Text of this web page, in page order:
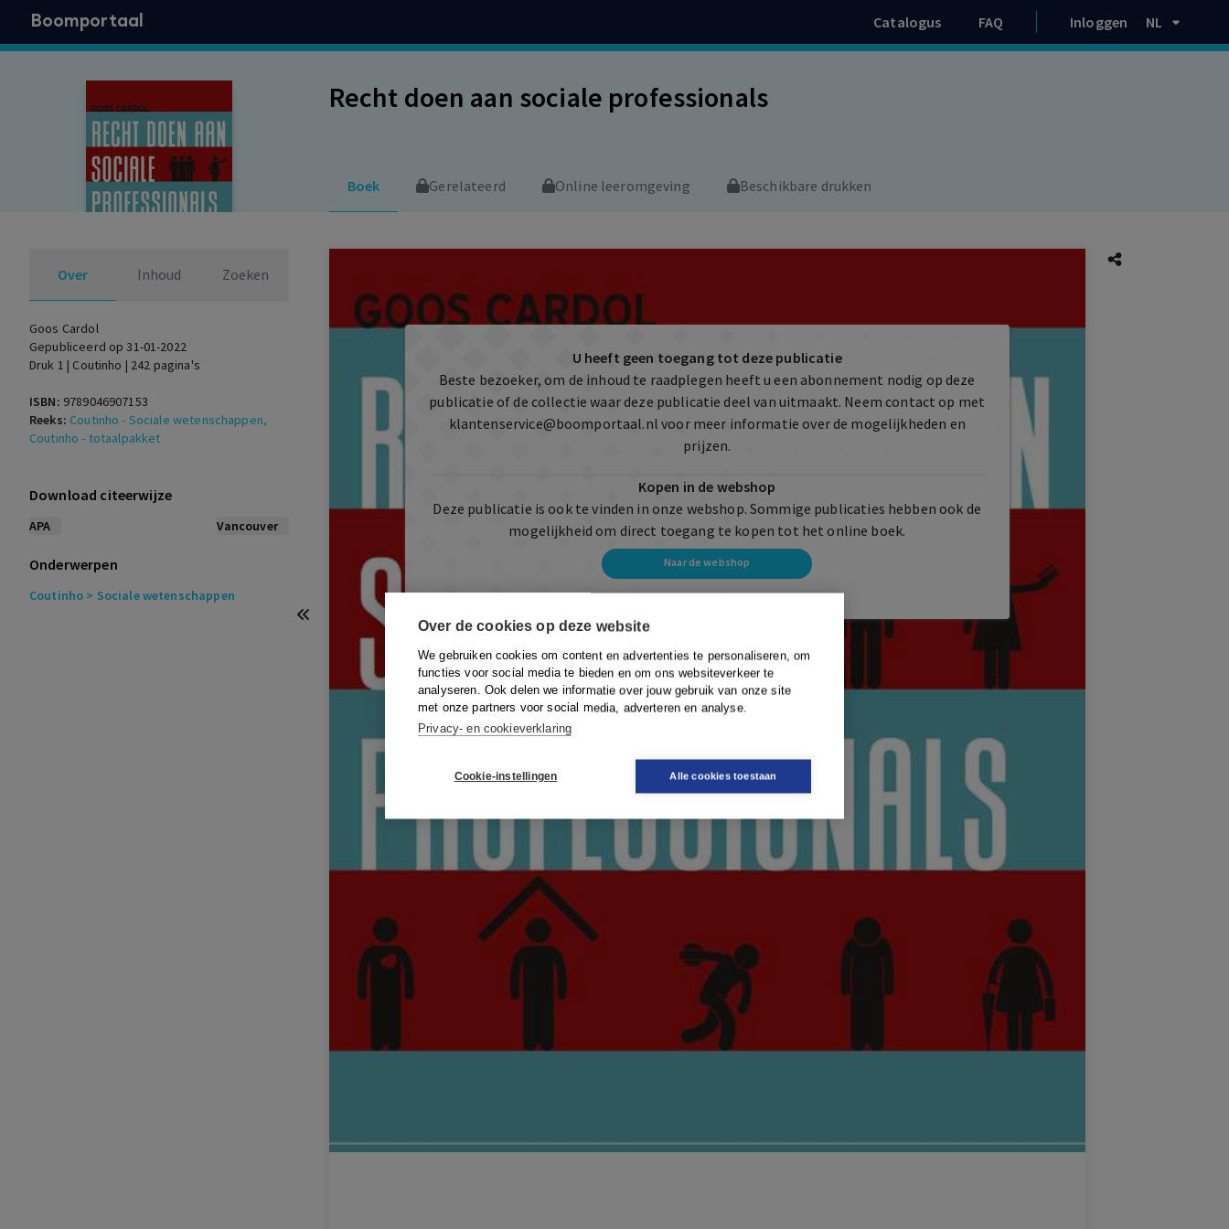
Over de cookies op deze website
We gebruiken cookies om content en advertenties te personaliseren, om
functies voor social media te bieden en om ons websiteverkeer te
analyseren. Ook delen we informatie over jouw gebruik van onze site
met onze partners voor social media, adverteren en analyse.
Privacy- en cookieverklaring
Cookie-instellingen Alle cookies toestaan
Boomportaal Catalogus FAQ Inloggen NL
Recht doen aan sociale professionals
Boek Gerelateerd Online leeromgeving Beschikbare drukken
Over Inhoud Zoeken
Goos Cardol
Gepubliceerd op 31-01-2022
Druk 1 | Coutinho | 242 pagina's
ISBN: 9789046907153
Reeks: Coutinho - Sociale wetenschappen,
Coutinho - totaalpakket
Download citeerwijze
APA Vancouver
Onderwerpen
Coutinho > Sociale wetenschappen
U heeft geen toegang tot deze publicatie
Beste bezoeker, om de inhoud te raadplegen heeft u een abonnement nodig op deze
publicatie of de collectie waar deze publicatie deel van uitmaakt. Neem contact op met
klantenservice@boomportaal.nl voor meer informatie over de mogelijkheden en
prijzen.
Kopen in de webshop
Deze publicatie is ook te vinden in onze webshop. Sommige publicaties hebben ook de
mogelijkheid om direct toegang te kopen tot het online boek.
Naar de webshop